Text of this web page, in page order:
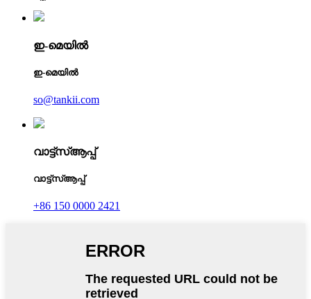
ഇ-മെയിൽ
ഇ-മെയിൽ
so@tankii.com
വാട്ട്‌സ്ആപ്പ്
വാട്ട്‌സ്ആപ്പ്
+86 150 0000 2421